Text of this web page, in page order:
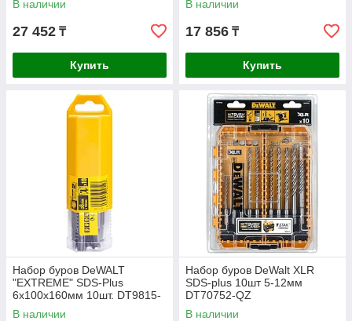
В наличии
27 452 ₸
Купить
В наличии
17 856 ₸
Купить
Набор буров DeWALT
"EXTREME" SDS-Plus
6х100х160мм 10шт. DT9815-
QZ
В наличии
Набор буров DeWalt XLR
SDS-plus 10шт 5-12мм
DT70752-QZ
В наличии